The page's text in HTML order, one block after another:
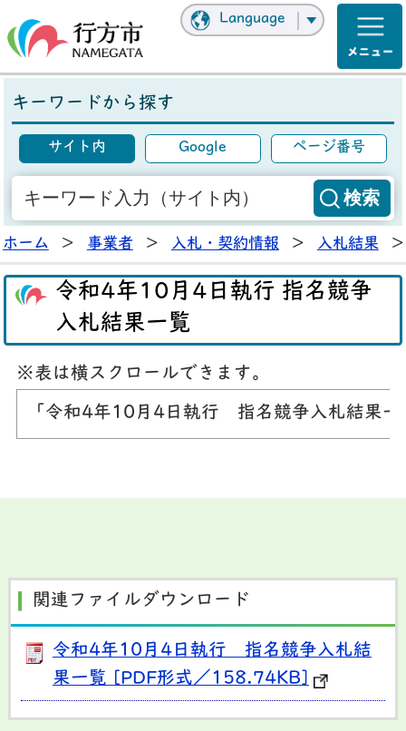
Language
キーワードから探す
サイト内 Google ページ番号
ホーム > 事業者 > 入札・契約情報 > 入札結果 >
令和4年10月4日執行 指名競争
入札結果一覧
※表は横スクロールできます。
「令和4年10月4日執行 指名競争入札結果一
関連ファイルダウンロード
令和4年10月4日執行 指名競争入札結
果一覧 [PDF形式／158.74KB]